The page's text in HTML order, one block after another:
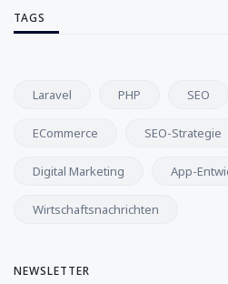
TAGS
Laravel PHP SEO
ECommerce SEO-Strategie
Digital Marketing App-
Wirtschaftsnachrichten
NEWSLETTER